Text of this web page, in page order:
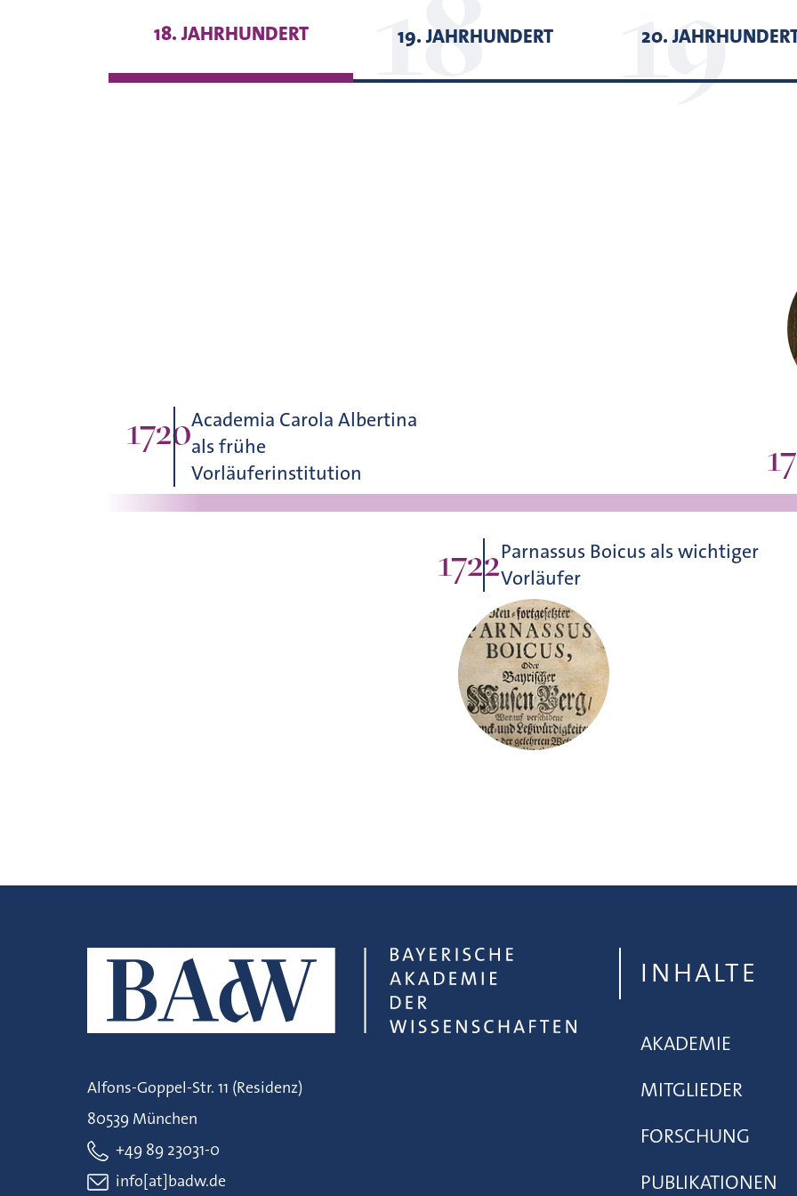
18. JAHRHUNDERT 19. JAHRHUNDERT 20.
1720Academia Carola Albertina
als frühe
Vorläuferinstitution
1722Parnassus Boicus als wichtiger
Vorläufer
Alfons-Goppel-Str. 11 (Residenz)
80539 München
+49 89 23031-0
info[at]badw.de
INHALTE
AKADEMIE
MITGLIEDER
FORSCHUNG
PUBLIKATIONEN